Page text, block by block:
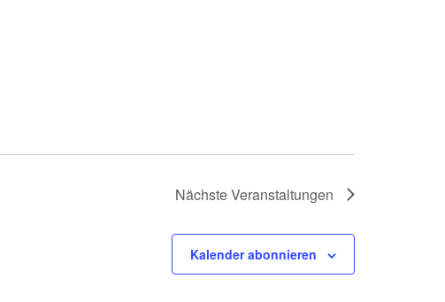
NächsteVeranstaltungen
Kalender abonnieren